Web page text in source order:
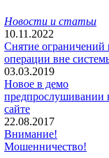
Новости и статьи
10.11.2022
Снятие ограничений
операции вне
03.03.2019
Новое в демо
предпрослушивании
сайте
22.08.2017
Внимание!
Мошенничество!